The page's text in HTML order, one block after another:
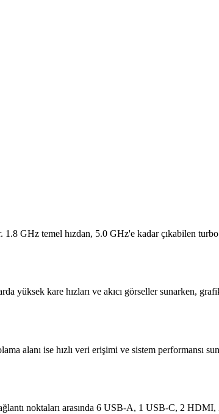
GHz temel hızdan, 5.0 GHz'e kadar çıkabilen
kare hızları ve akıcı görseller sunarken,
alanı ise hızlı veri erişimi ve sistem performansı
noktaları arasında 6 USB-A, 1 USB-C, 2